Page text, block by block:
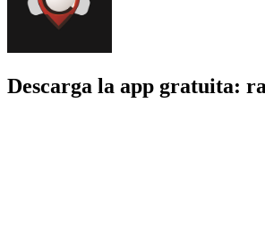
Descarga la app gratuita: